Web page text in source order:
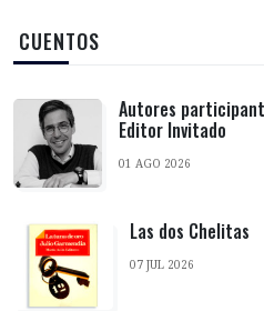
‎ CUENTOS
Autores
Editor Invitado
01 AGO 2026
Las dos Chelitas
07 JUL 2026